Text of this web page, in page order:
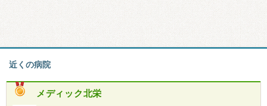
近くの病院
メディック北栄